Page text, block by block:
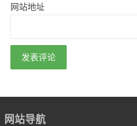
网站地址
网站导航